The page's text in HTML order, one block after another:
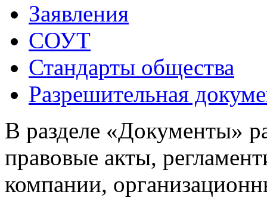
Заявления
СОУТ
Стандарты общества
Разрешительная
В разделе «Документы»
правовые акты,
компании,